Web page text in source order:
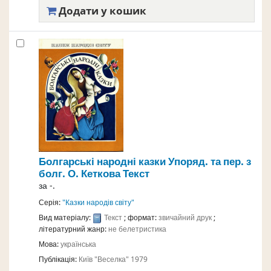
Додати у кошик
Болгарські народні казкиУпоряд. та пер. з
болг. О. КетковаТекст
за-.
Серія:"Казки народів світу"
Вид матеріалу:
Текст; формат:звичайний друк;
літературний жанр:не белетристика
Мова:українська
Публікація: Київ"Веселка" 1979